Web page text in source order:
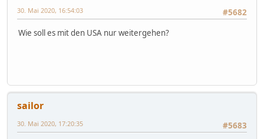
#5682
30. Mai 2020, 16:54:03
Wie soll es mit den USA nur weitergehen?
sailor
#5683
30. Mai 2020, 17:20:35